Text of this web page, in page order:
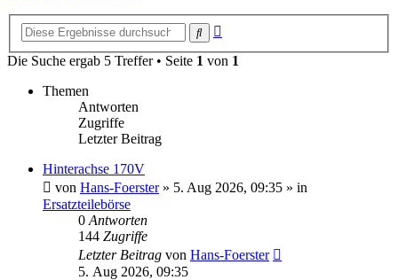
Suche
Die Suche ergab 5 Treffer • Seite 1 von 1
Themen
Antworten
Zugriffe
Letzter Beitrag
Hinterachse 170V
von Hans-Foerster» 5. Aug 2026, 09:35 » in
Ersatzteilebörse
0 Antworten
144 Zugriffe
Letzter Beitrag von Hans-Foerster
5. Aug 2026, 09:35